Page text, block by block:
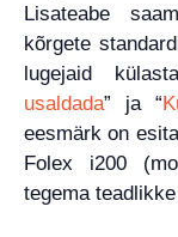
Lisateabe
kõrgete
lugejaid
usaldada” ja “
eesmärk on
Folex i200
tegema